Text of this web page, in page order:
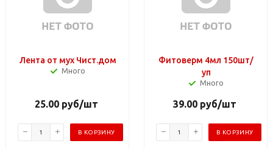
Лента от мух Чист.дом
Много
25.00 руб/шт
В КОРЗИНУ
Фитоверм 4мл 150шт/
уп
Много
39.00 руб/шт
В КОРЗИНУ